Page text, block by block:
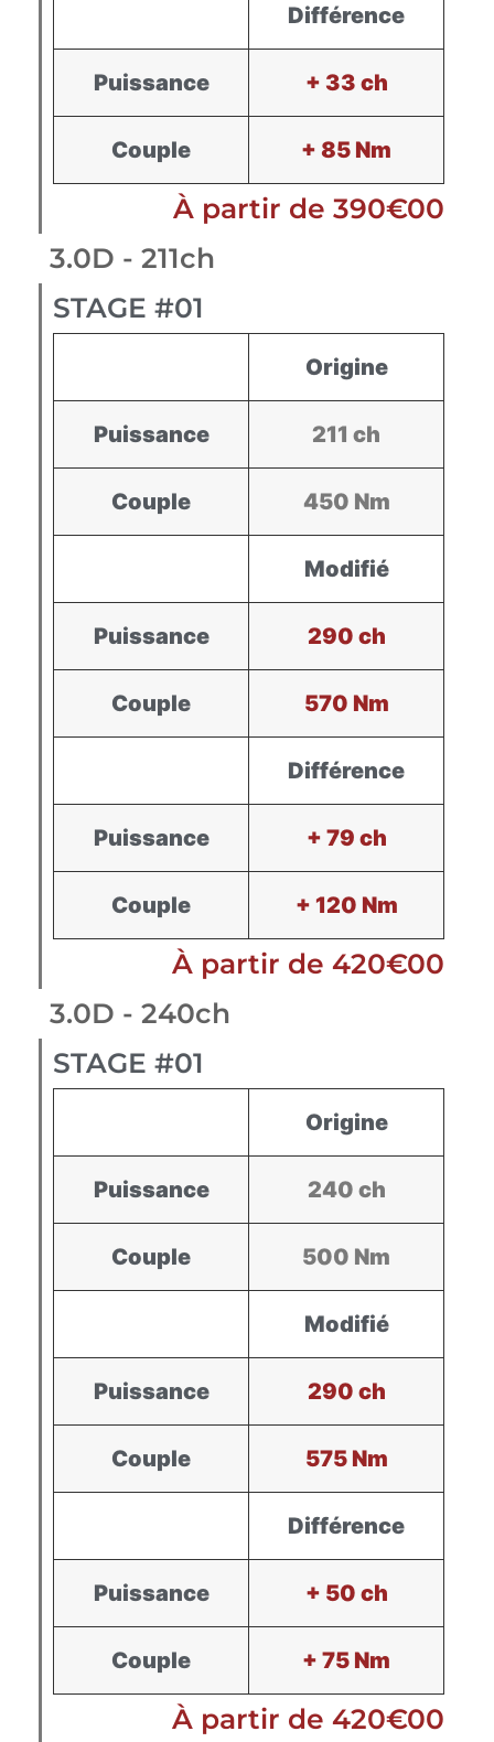
Différence
Puissance + 33 ch
Couple + 85 Nm
À partir de 390€00
3.0D - 211ch
STAGE #01
Origine
Puissance 211 ch
Couple 450 Nm
Modifié
Puissance 290 ch
Couple 570 Nm
Différence
Puissance + 79 ch
Couple + 120 Nm
À partir de 420€00
3.0D - 240ch
STAGE #01
Origine
Puissance 240 ch
Couple 500 Nm
Modifié
Puissance 290 ch
Couple 575 Nm
Différence
Puissance + 50 ch
Couple + 75 Nm
À partir de 420€00